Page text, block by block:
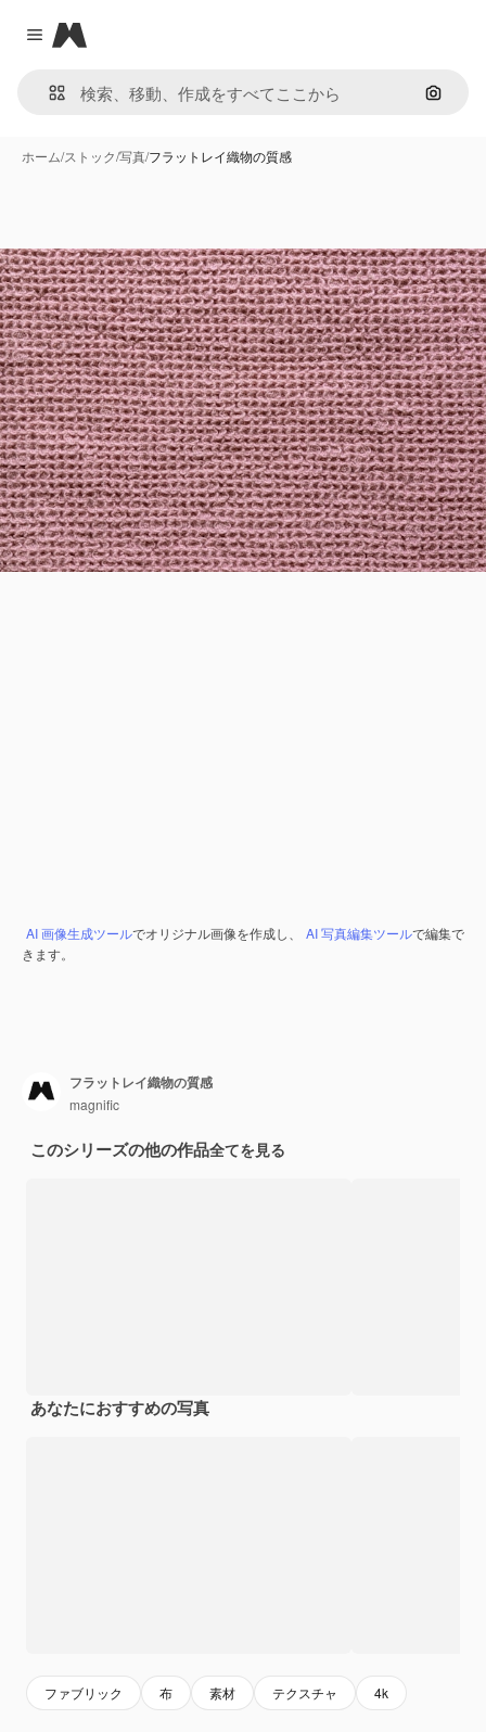
Close menu
Magnific
画像で
ホーム/ストック/写真/フラットレイ織物の質感
AI 画像生成ツールでオリジナル画像を作成し、 AI 写真編集ツールで編集で
きます。
フラットレイ織物の質感
magnific
このシリーズの他の作品全てを見る
あなたにおすすめの写真
ファブリック 布 素材 テクスチャ 4k